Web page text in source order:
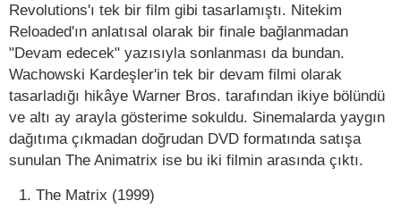
Revolutions'ı tek bir film gibi tasarlamıştı. Nitekim
Reloaded'ın anlatısal olarak bir finale bağlanmadan
"Devam edecek" yazısıyla sonlanması da bundan.
Wachowski Kardeşler'in tek bir devam filmi olarak
tasarladığı hikâye Warner Bros. tarafından ikiye bölündü
ve altı ay arayla gösterime sokuldu. Sinemalarda yaygın
dağıtıma çıkmadan doğrudan DVD formatında satışa
sunulan The Animatrix ise bu iki filmin arasında çıktı.
The Matrix (1999)